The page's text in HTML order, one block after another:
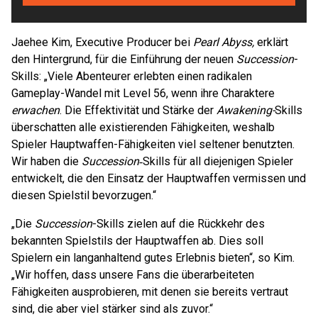
Jaehee Kim, Executive Producer bei Pearl Abyss, erklärt
den Hintergrund, für die Einführung der neuen Succession-
Skills: „Viele Abenteurer erlebten einen radikalen
Gameplay-Wandel mit Level 56, wenn ihre Charaktere
erwachen. Die Effektivität und Stärke der Awakening-Skills
überschatten alle existierenden Fähigkeiten, weshalb
Spieler Hauptwaffen-Fähigkeiten viel seltener benutzten.
Wir haben die Succession‑Skills für all diejenigen Spieler
entwickelt, die den Einsatz der Hauptwaffen vermissen und
diesen Spielstil bevorzugen.“
„Die Succession-Skills zielen auf die Rückkehr des
bekannten Spielstils der Hauptwaffen ab. Dies soll
Spielern ein langanhaltend gutes Erlebnis bieten“, so Kim.
„Wir hoffen, dass unsere Fans die überarbeiteten
Fähigkeiten ausprobieren, mit denen sie bereits vertraut
sind, die aber viel stärker sind als zuvor.“